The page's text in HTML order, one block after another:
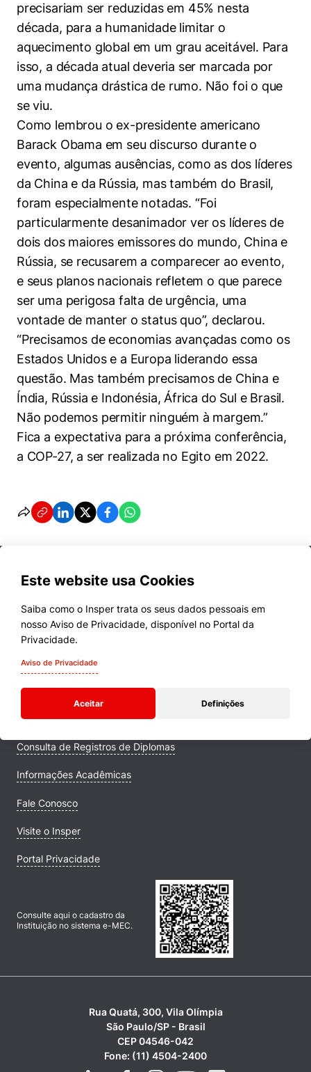
precisariam ser reduzidas em 45% nesta
década, para a humanidade limitar o
aquecimento global em um grau aceitável. Para
isso, a década atual deveria ser marcada por
uma mudança drástica de rumo. Não foi o que
se viu.
Como lembrou o ex-presidente americano
Barack Obama em seu discurso durante o
evento, algumas ausências, como as dos líderes
da China e da Rússia, mas também do Brasil,
foram especialmente notadas. “Foi
particularmente desanimador ver os líderes de
dois dos maiores emissores do mundo, China e
Rússia, se recusarem a comparecer ao evento,
e seus planos nacionais refletem o que parece
ser uma perigosa falta de urgência, uma
vontade de manter o status quo”, declarou.
“Precisamos de economias avançadas como os
Estados Unidos e a Europa liderando essa
questão. Mas também precisamos de China e
Índia, Rússia e Indonésia, África do Sul e Brasil.
Não podemos permitir ninguém à margem.”
Fica a expectativa para a próxima conferência,
a COP-27, a ser realizada no Egito em 2022.
Este website usa Cookies
Saiba como o Insper trata os seus dados pessoais em
nosso Aviso de Privacidade, disponível no Portal da
Privacidade.
Aviso de Privacidade
Aceitar Definições
Cursos
Quem Somos
Comunidade Transforme
Campus
Consulta de Registros de Diplomas
Informações Acadêmicas
Fale Conosco
Visite o Insper
Portal Privacidade
Consulte aqui o cadastro da
Instituição no sistema e-MEC.
Rua Quatá, 300, Vila Olímpia
São Paulo/SP - Brasil
CEP 04546-042
Fone: (11) 4504-2400